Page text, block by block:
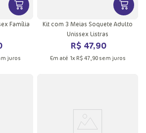
VER MAIS INFORMAÇÕES DO
Família
juros
VER
Kit com 3 Meias Soquete Adulto
Unissex Listras
R$ 47,90
Em até 1x R$ 47,90sem juros